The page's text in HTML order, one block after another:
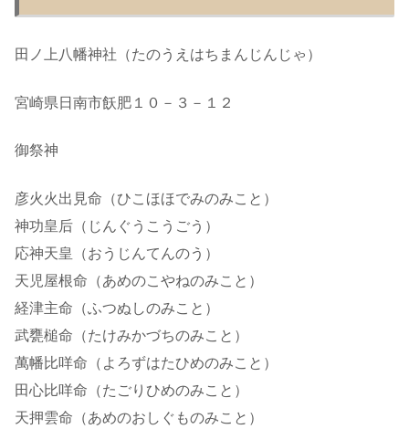
田ノ上八幡神社（たのうえはちまんじんじゃ）
宮崎県日南市飫肥１０－３－１２
御祭神
彦火火出見命（ひこほほでみのみこと）
神功皇后（じんぐうこうごう）
応神天皇（おうじんてんのう）
天児屋根命（あめのこやねのみこと）
経津主命（ふつぬしのみこと）
武甕槌命（たけみかづちのみこと）
萬幡比咩命（よろずはたひめのみこと）
田心比咩命（たごりひめのみこと）
天押雲命（あめのおしぐものみこと）